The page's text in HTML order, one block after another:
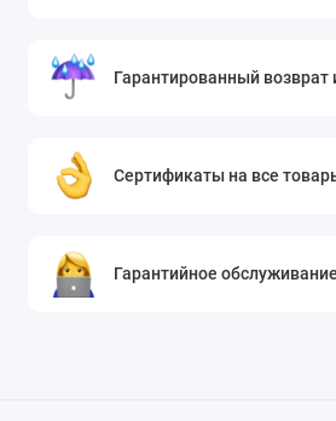
Гарантированный возврат
Сертификаты на все
Гарантийное обслуживание